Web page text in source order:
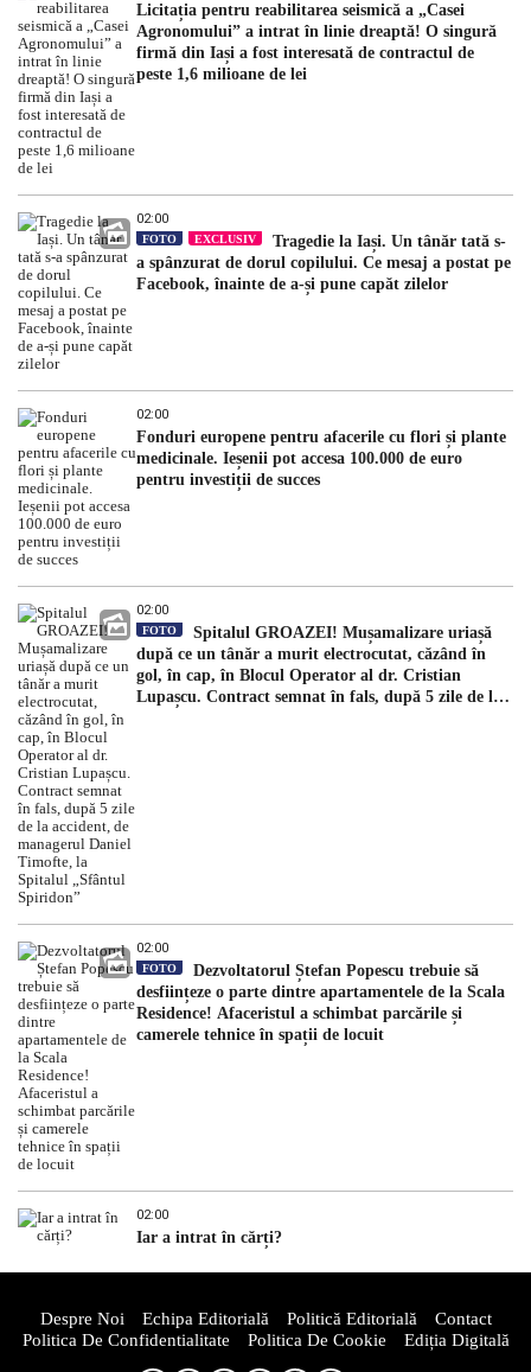
Licitația pentru reabilitarea seismică a „Casei
Agronomului” a intrat în linie dreaptă! O singură
firmă din Iași a fost interesată de contractul de
peste 1,6 milioane de lei
02:00
FOTO EXCLUSIV
Tragedie la Iași. Un tânăr tată s-
a spânzurat de dorul copilului. Ce mesaj a postat pe
Facebook, înainte de a-și pune capăt zilelor
02:00
Fonduri europene pentru afacerile cu flori și plante
medicinale. Ieșenii pot accesa 100.000 de euro
pentru investiții de succes
02:00
FOTO
Spitalul GROAZEI! Mușamalizare uriașă
după ce un tânăr a murit electrocutat, căzând în
gol, în cap, în Blocul Operator al dr. Cristian
Lupașcu. Contract semnat în fals, după 5 zile de la
02:00
FOTO
Dezvoltatorul Ștefan Popescu trebuie să
desființeze o parte dintre apartamentele de la Scala
Residence! Afaceristul a schimbat parcările și
camerele tehnice în spații de locuit
02:00
Iar a intrat în cărți?
Despre Noi Echipa Editorială Politică Editorială
Contact
Politica De Confidentialitate
Politica De Cookie Ediția Digitală